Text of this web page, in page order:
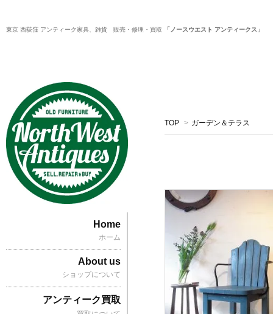
東京 西荻窪 アンティーク家具、雑貨 販売・修理・買取 「ノースウエスト アンティークス」
TOP > ガーデン＆テラス
Home
ホーム
About us
ショップについて
アンティーク買取